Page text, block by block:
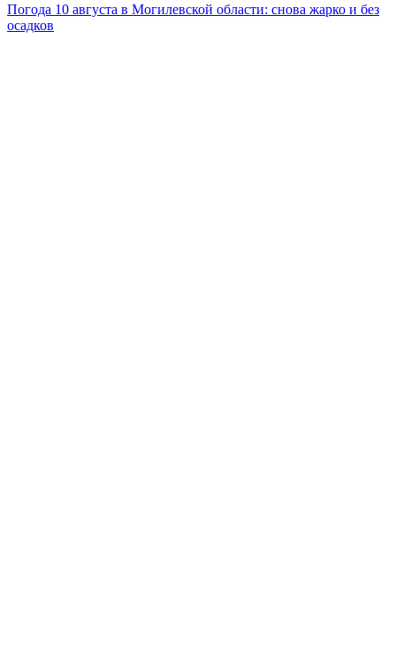
Погода 10 августа в Могилевской области: снова жарко и без
осадков